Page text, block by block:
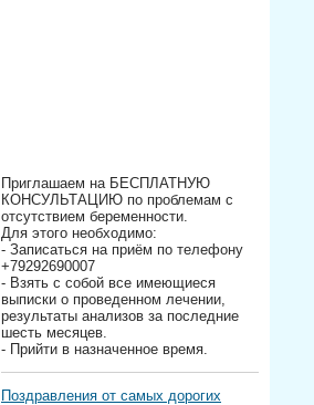
Приглашаем на БЕСПЛАТНУЮ
КОНСУЛЬТАЦИЮ по проблемам с
отсутствием беременности.
Для этого необходимо:
- Записаться на приём по телефону
+79292690007
- Взять с собой все имеющиеся
выписки о проведенном лечении,
результаты анализов за последние
шесть месяцев.
- Прийти в назначенное время.
Поздравления от самых дорогих